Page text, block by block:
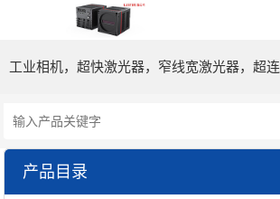
网站首页
关于我们
公司简介
工业相机，超快激光器，窄线宽激光器，超连
续谱光源，光子晶体光纤
产品目录